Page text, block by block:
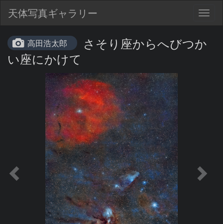
天体写真ギャラリー
高田浩太郎
さそり座からへびつか
い座にかけて